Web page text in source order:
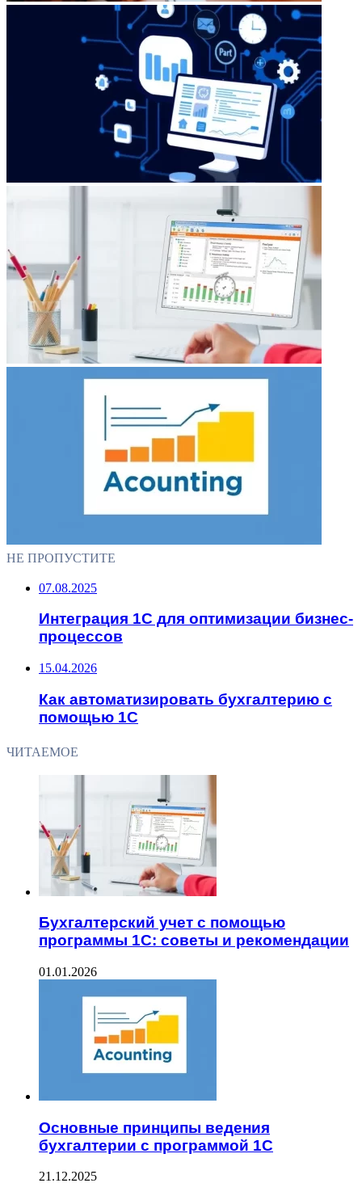
НЕ ПРОПУСТИТЕ
07.08.2025
Интеграция 1С для оптимизации бизнес-
процессов
15.04.2026
Как автоматизировать бухгалтерию с
помощью 1С
ЧИТАЕМОЕ
Бухгалтерский учет с помощью
программы 1С: советы и рекомендации
01.01.2026
Основные принципы ведения
бухгалтерии с программой 1С
21.12.2025